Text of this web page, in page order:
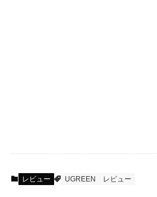
レビュー UGREEN レビュー